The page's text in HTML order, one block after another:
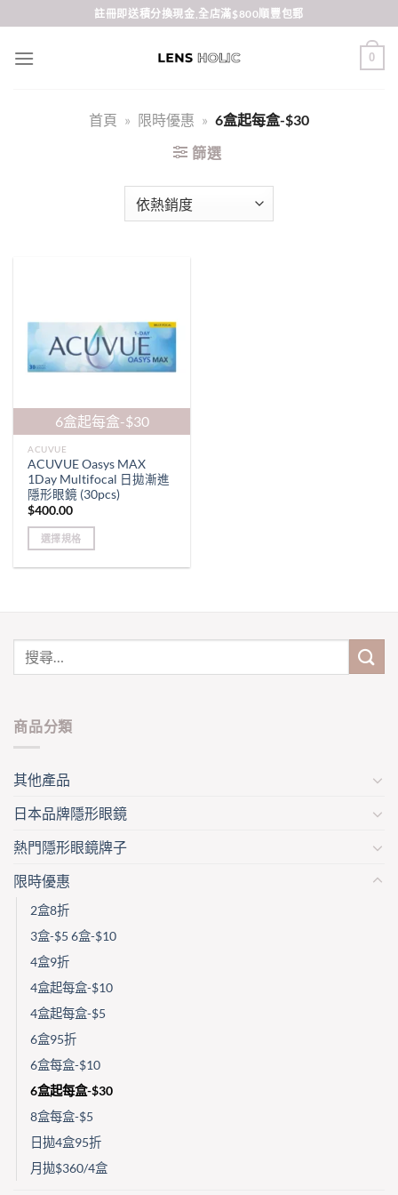
to
content
註冊即送積分換現金,全店滿$800順豐包郵
0
首頁 » 限時優惠 » 6盒起每盒-$30
篩選
6盒起每盒-$30
ACUVUE
ACUVUE Oasys MAX
1Day Multifocal 日拋漸進
隱形眼鏡 (30pcs)
$400.00
選擇規格
The
chosen
on
product
商品分類
其他產品
日本品牌隱形眼鏡
熱門隱形眼鏡牌子
限時優惠
2盒8折
3盒-$5 6盒-$10
4盒9折
4盒起每盒-$10
4盒起每盒-$5
6盒95折
6盒每盒-$10
6盒起每盒-$30
8盒每盒-$5
日拋4盒95折
月拋$360/4盒